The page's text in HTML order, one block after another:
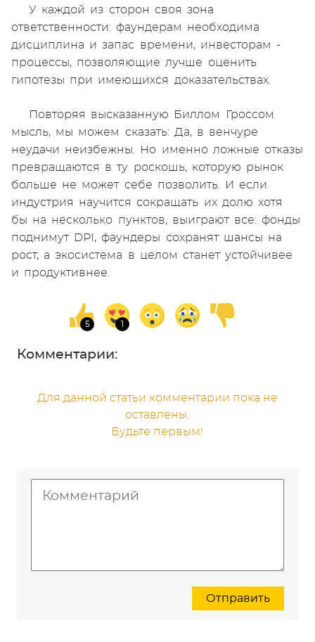
У каждой из сторон своя зона
ответственности: фаундерам необходима
дисциплина и запас времени, инвесторам -
процессы, позволяющие лучше оценить
гипотезы при имеющихся доказательствах.
Повторяя высказанную Биллом Гроссом
мысль, мы можем сказать: Да, в венчуре
неудачи неизбежны. Но именно ложные отказы
превращаются в ту роскошь, которую рынок
больше не может себе позволить. И если
индустрия научится сокращать их долю хотя
бы на несколько пунктов, выиграют все: фонды
поднимут DPI, фаундеры сохранят шансы на
рост, а экосистема в целом станет устойчивее
и продуктивнее.
Комментарии:
Для данной статьи комментарии пока не
оставлены.
Будьте первым!
Отправить